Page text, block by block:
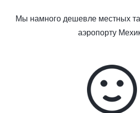
Мы намного дешевле местных
аэропорту